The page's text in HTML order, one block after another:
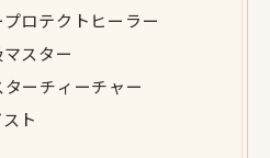
ロテクトヒーラー
スター
ーチィーチャー
ト